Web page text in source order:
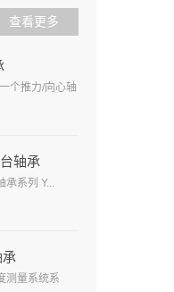
查看更多
个推力/向心轴
轴承
承系列 Y...
测量系统系